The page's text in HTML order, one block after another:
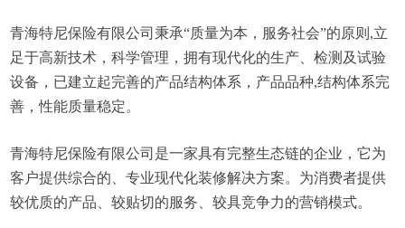
青海特尼保险有限公司秉承“质量为本，服务社会”的原则,立
足于高新技术，科学管理，拥有现代化的生产、检测及试验
设备，已建立起完善的产品结构体系，产品品种,结构体系完
善，性能质量稳定。
青海特尼保险有限公司是一家具有完整生态链的企业，它为
客户提供综合的、专业现代化装修解决方案。为消费者提供
较优质的产品、较贴切的服务、较具竞争力的营销模式。